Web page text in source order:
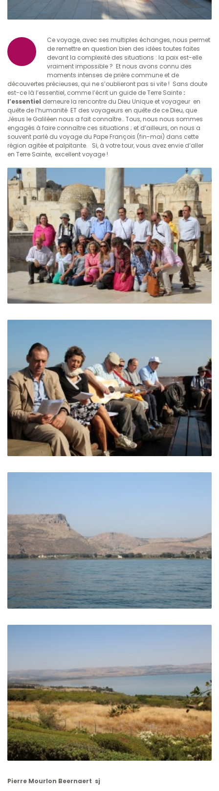
Ce voyage, avec ses multiples échanges, nous permet
de remettre en question bien des idées toutes faites
devant la complexité des situations : la paix est-elle
vraiment impossible ? Et nous avons connu des
moments intenses de prière commune et de
découvertes précieuses, qui ne s’oublieront pas si vite ! Sans doute
est-ce là l’essentiel, comme l’écrit un guide de Terre Sainte :
l’essentiel demeure la rencontre du Dieu Unique et voyageur en
quête de l’humanité ET des voyageurs en quête de ce Dieu, que
Jésus le Galiléen nous a fait connaître… Tous, nous nous sommes
engagés à faire connaître ces situations ; et d’ailleurs, on nous a
souvent parlé du voyage du Pape François (fin-mai) dans cette
région agitée et palpitante. Si, à votre tour, vous avez envie d’aller
en Terre Sainte, excellent voyage !
Pierre Mourlon Beernaert sj